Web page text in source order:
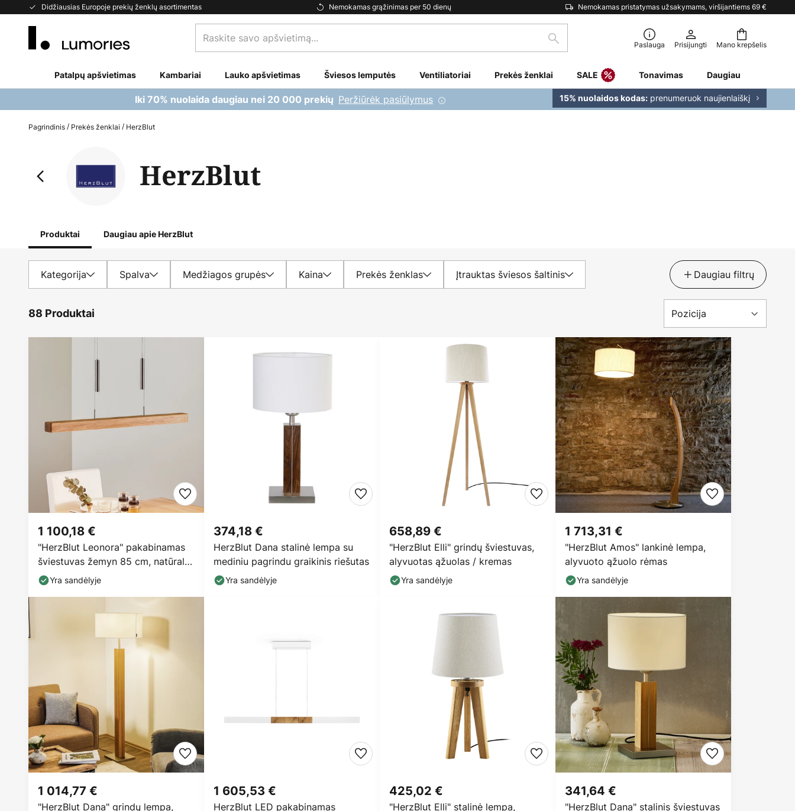
Didžiausias Europoje prekių ženklų asortimentas Nemokamas grąžinimas per 50 dienų Nemokamas pristatymas užsakymams, viršijantiems 69 €
Skip
Mano krepšelis
savo
Paieška Paslauga Prisijungti
Patalpų apšvietimas Kambariai Lauko apšvietimas Šviesos lemputės Ventiliatoriai Prekės ženklai SALE Tonavimas Daugiau
Iki 70% nuolaida daugiau nei 20 000 prekių Peržiūrėk pasiūlymus 15% nuolaidos kodas: prenumeruok naujienlaiškį
Pagrindinis Prekės ženklai HerzBlut
HerzBlut
Produktai Daugiau apie HerzBlut
Kategorija Spalva Medžiagos grupės Kaina Prekės ženklas Įtrauktas šviesos šaltinis Daugiau filtrų
88 Produktai
"HerzBlut Leonora" pakabinamas
šviestuvas žemyn 85 cm, natūralus
ąžuolas
1 100,18 €
Yra sandėlyje
HerzBlut Dana stalinė lempa su
mediniu pagrindu graikinis riešutas
374,18 €
Yra sandėlyje
"HerzBlut Elli" grindų šviestuvas,
alyvuotas ąžuolas / kremas
658,89 €
Yra sandėlyje
"HerzBlut Amos" lankinė lempa,
alyvuoto ąžuolo rėmas
1 713,31 €
Yra sandėlyje
"HerzBlut Dana" grindų lempa,
1 014,77 €
HerzBlut LED pakabinamas
1 605,53 €
"HerzBlut Elli" stalinė lempa,
425,02 €
"HerzBlut Dana" stalinis šviestuvas
341,64 €